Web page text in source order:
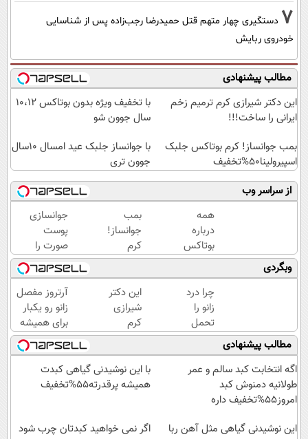
7 دستگیری چهار متهم قتل حمیدرضا رجب‌زاده پس از شناسایی
خودروی ربایش
مطالب پیشنهادی
این دکتر شیرازی کرم ترمیم زخم
ایرانی را ساخت!!!
با تخفیف ویژه بدون بوتاکس ۱۰،۱۲
سال جوون شو
بمب جوانساز! کرم بوتاکس جلبک
اسپیرولینا50%تخفیف
با جوانساز جلبک عید امسال ۱۰سال
جوون تری
از سراسر وب
همه
درباره
بوتاکس
حرف
میزنن؛ اما
کمتر
کسی این
راه رو
میشناسه.
بمب
جوانساز!
کرم
بوتاکس
جلبک
اسپیرولینا50%تخفیف
جوانسازی
پوست
صورت را
با کرم
ضدچروک
آلمانی
تجربه
کنید!
وبگردی
چرا درد
زانو را
تحمل
می‌کنی؟
خیلی
ساده
درمانش
این دکتر
شیرازی
کرم
ترمیم
زخم
ایرانی را
ساخت!!!
آرتروز مفصل
زانو رو یکبار
برای همیشه
درمان کن!
◗پرسش‌نامه◖
مطالب پیشنهادی
اگه انتخابت کبد سالم و عمر
طولانیه دمنوش کبد
امروز55%تخفیف داره
با این نوشیدنی گیاهی کبدت
همیشه پرقدرته55%تخفیف
این نوشیدنی گیاهی مثل آهن ربا
اگر نمی خواهید کبدتان چرب شود